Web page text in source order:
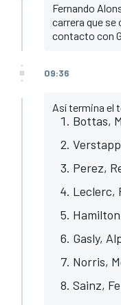
Fernando
carrera que se
contacto con
09:36
Así termina el
Bottas,
Perez,
Leclerc,
Gasly,
Norris,
Sainz,